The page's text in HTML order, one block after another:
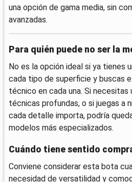
una opción de gama media, sin
avanzadas.
Para quién puede no ser la
No es la opción ideal si ya tienes
cada tipo de superficie y buscas
técnico en cada una. Si necesitas
técnicas profundas, o si juegas a
cada detalle importa, podría
modelos más especializados.
Cuándo tiene sentido
Conviene considerar esta bota
necesidad de versatilidad y